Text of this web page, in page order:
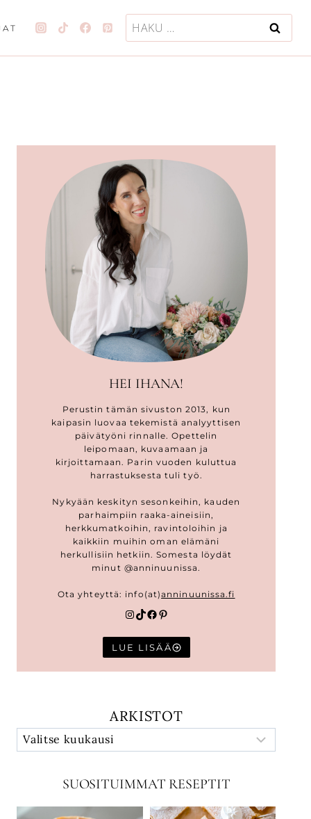
Haku:
HEI IHANA!
Perustin tämän sivuston 2013, kun
kaipasin luovaa tekemistä analyyttisen
päivätyöni rinnalle. Opettelin
leipomaan, kuvaamaan ja
kirjoittamaan. Parin vuoden kuluttua
harrastuksesta tuli työ.
Nykyään keskityn sesonkeihin, kauden
parhaimpiin raaka-aineisiin,
herkkumatkoihin, ravintoloihin ja
kaikkiin muihin oman elämäni
herkullisiin hetkiin. Somesta löydät
minut @anninuunissa.
Ota yhteyttä: info(at)anninuunissa.fi
Instagram
TikTok
Facebook
Pinterest
LUE LISÄÄ
ARKISTOT
SUOSITUIMMAT RESEPTIT